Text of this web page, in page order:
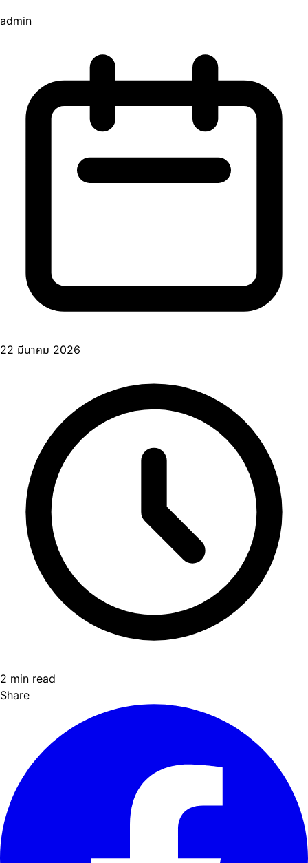
admin
22 มีนาคม 2026
2 min read
Share